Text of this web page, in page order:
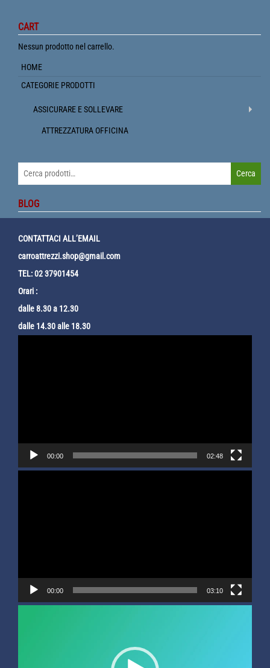
CART
Nessun prodotto nel carrello.
HOME
CATEGORIE PRODOTTI
ASSICURARE E SOLLEVARE
ATTREZZATURA OFFICINA
Cerca
BLOG
CONTATTACI ALL’EMAIL
carroattrezzi.shop@gmail.com
TEL: 02 37901454
Orari :
dalle 8.30 a 12.30
dalle 14.30 alle 18.30
00:00 02:48
00:00 03:10